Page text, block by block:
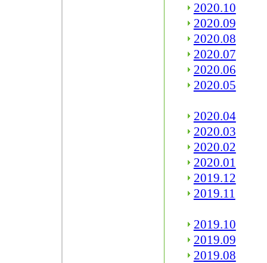
2020.10
2020.09
2020.08
2020.07
2020.06
2020.05
2020.04
2020.03
2020.02
2020.01
2019.12
2019.11
2019.10
2019.09
2019.08